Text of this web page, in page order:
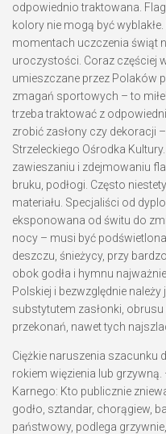
odpowiednio traktowana.
kolory nie mogą być
momentach uczczenia świąt
uroczystości. Coraz częściej
umieszczane przez Polaków
zmagań sportowych – to
trzeba traktować z
zrobić zasłony czy dekoracji
Strzeleckiego Ośrodka
zawieszaniu i zdejmowaniu
bruku, podłogi. Często
materiału. Specjaliści od
eksponowana od świtu do
nocy – musi być
deszczu, śnieżycy, przy
obok godła i hymnu
Polskiej i bezwzględnie
substytutem zasłonki,
przekonań, nawet tych
Ciężkie naruszenia szacunku
rokiem więzienia lub
Karnego: Kto publicznie
godło, sztandar, chorągiew,
państwowy, podlega